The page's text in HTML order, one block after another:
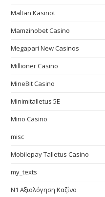
Maltan Kasinot
Mamzinobet Casino
Megapari New Casinos
Millioner Casino
MineBit Casino
Minimitalletus 5E
Mino Casino
misc
Mobilepay Talletus Casino
my_texts
N1 Αξιολόγηση Καζίνο